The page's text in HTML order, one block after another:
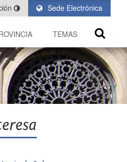
Sede Electrónica
TEMAS